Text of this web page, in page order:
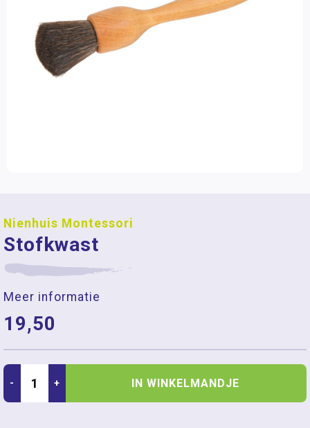
Nienhuis Montessori
Stofkwast
Meer informatie
19,50
- + IN WINKELMANDJE